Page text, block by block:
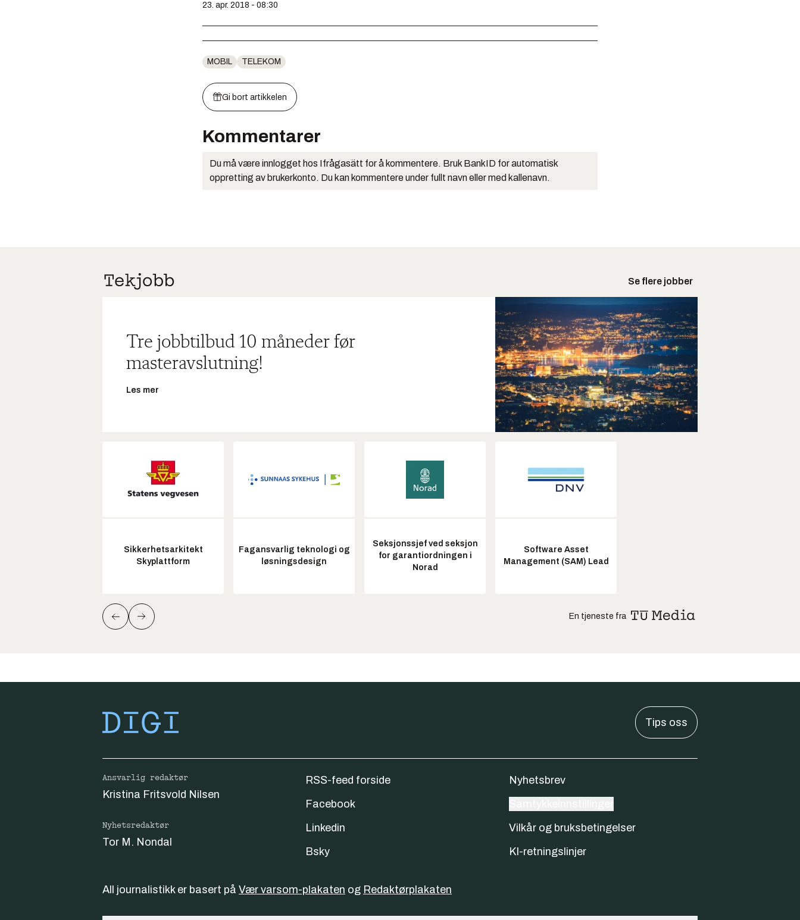
23. apr. 2018 - 08:30
MOBIL TELEKOM
Gi bort artikkelen
Kommentarer
Du må være innlogget hos Ifrågasätt for å kommentere. Bruk BankID for automatisk
oppretting av brukerkonto. Du kan kommentere under fullt navn eller med kallenavn.
Se flere jobber
Tre jobbtilbud 10 måneder før
masteravslutning!
Les mer
Sikkerhetsarkitekt
Skyplattform
Fagansvarlig teknologi og
løsningsdesign
Seksjonssjef ved seksjon
for garantiordningen i
Norad
Software Asset
Management (SAM) Lead
En tjeneste fra
Tips oss
Ansvarlig redaktør
Kristina Fritsvold Nilsen
Nyhetsredaktør
Tor M. Nondal
RSS-feed forside
Facebook
Linkedin
Bsky
Nyhetsbrev
Vilkår og bruksbetingelser
KI-retningslinjer
All journalistikk er basert på Vær varsom-plakaten og Redaktørplakaten